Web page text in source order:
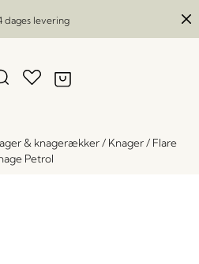
dages levering
& knagerækker/ Knager/ Flare
Petrol